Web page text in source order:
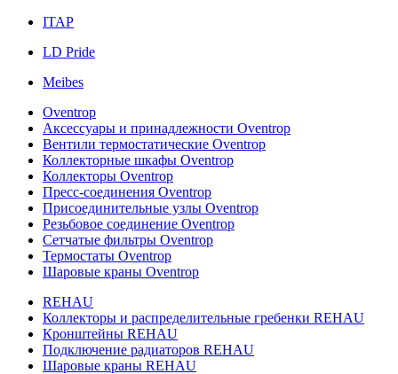
ITAP
LD Pride
Meibes
Oventrop
Аксессуары и принадлежности Oventrop
Вентили термостатические Oventrop
Коллекторные шкафы Oventrop
Коллекторы Oventrop
Пресс-соединения Oventrop
Присоединительные узлы Oventrop
Резьбовое соединение Oventrop
Сетчатые фильтры Oventrop
Термостаты Oventrop
Шаровые краны Oventrop
REHAU
Коллекторы и распределительные гребенки REHAU
Кронштейны REHAU
Подключение радиаторов REHAU
Шаровые краны REHAU